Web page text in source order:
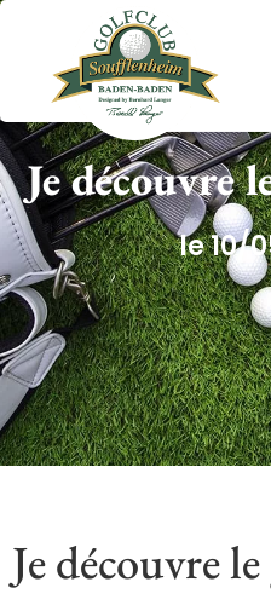
GOLF CLUB
Je découvre
le 10/
Je découvre